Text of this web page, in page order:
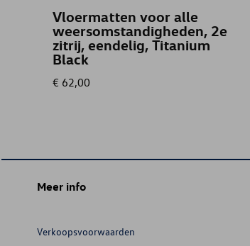
Vloermatten voor alle
weersomstandigheden, 2e
zitrij, eendelig, Titanium
Black
€ 62,00
Meer info
Verkoopsvoorwaarden